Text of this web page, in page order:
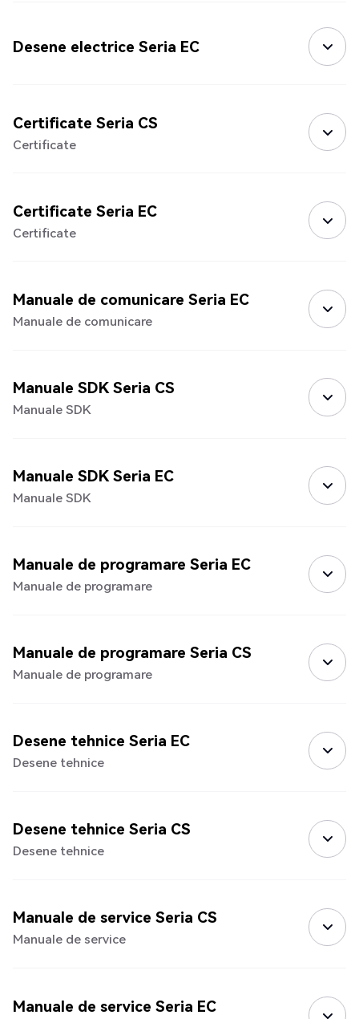
Desene electrice Seria EC
Certificate Seria CS
Certificate
Certificate Seria EC
Certificate
Manuale de comunicare Seria EC
Manuale de comunicare
Manuale SDK Seria CS
Manuale SDK
Manuale SDK Seria EC
Manuale SDK
Manuale de programare Seria EC
Manuale de programare
Manuale de programare Seria CS
Manuale de programare
Desene tehnice Seria EC
Desene tehnice
Desene tehnice Seria CS
Desene tehnice
Manuale de service Seria CS
Manuale de service
Manuale de service Seria EC